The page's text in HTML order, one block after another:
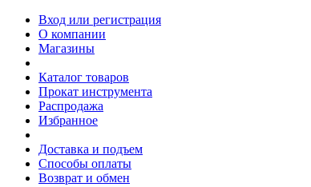
Вход или регистрация
О компании
Магазины
Каталог товаров
Прокат инструмента
Распродажа
Избранное
Доставка и подъем
Способы оплаты
Возврат и обмен